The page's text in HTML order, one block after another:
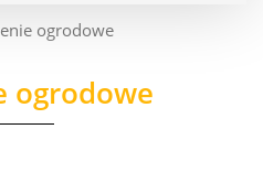
ogrodowe
ogrodowe